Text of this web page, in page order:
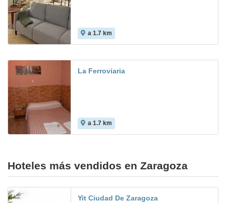
a 1.7 km
La Ferroviaria
a 1.7 km
Hoteles más vendidos en Zaragoza
Yit Ciudad De Zaragoza